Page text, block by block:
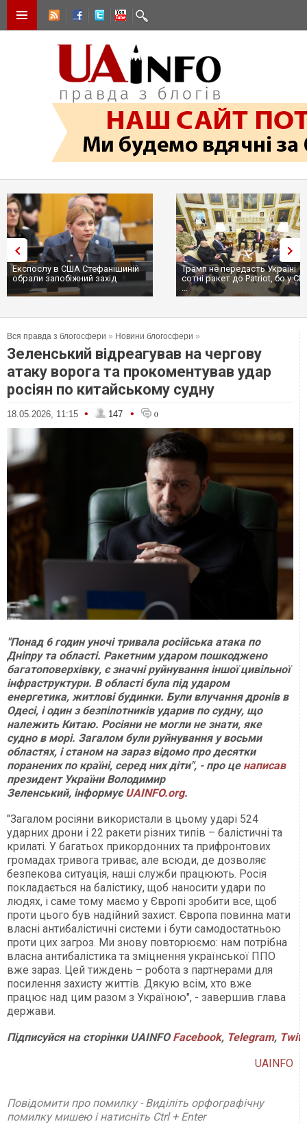
Експослу в США Стефанішиній
обрали запобіжний захід
Трамп не передасть Україні
сотні ракет до Patriot, бо у
...
Вся правда з блогосфери » Новини блогосфери »
Зеленський відреагував на чергову
атаку ворога та прокоментував удар
росіян по китайському судну
18.05.2026, 11:15 • 147 • 0
"Понад 6 годин уночі тривала російська атака по
Дніпру та області. Ракетним ударом пошкоджено
багатоповерхівку, є значні руйнування іншої цивільної
інфраструктури. В області була під ударом
енергетика, житлові будинки. Були влучання дронів в
Одесі, і один з безпілотників ударив по судну, що
належить Китаю. Росіяни не могли не знати, яке
судно в морі. Загалом були руйнування у восьми
областях, і станом на зараз відомо про десятки
поранених по країні, серед них діти", - про це написав
президент України Володимир
Зеленський, інформуєUAINFO.org.
"Загалом росіяни використали в цьому ударі 524
ударних дрони і 22 ракети різних типів – балістичні та
крилаті. У багатьох прикордонних та прифронтових
громадах тривога триває, але всюди, де дозволяє
безпекова ситуація, наші служби працюють. Росія
покладається на балістику, щоб наносити удари по
людях, і саме тому маємо у Європі зробити все, щоб
проти цього був надійний захист. Європа повинна мати
власні антибалістичні системи і бути самодостатньою
проти цих загроз. Ми знову повторюємо: нам потрібна
власна антибалістика та зміцнення української ППО
вже зараз. Цей тиждень – робота з партнерами для
посилення захисту життів. Дякую всім, хто вже
працює над цим разом з Україною", - завершив глава
держави.
ПідписуйсянасторінкиUAINFO Facebook, Telegram,
UAINFO
Повідомити про помилку - Виділіть орфографічну
помилку мишею і натисніть Ctrl + Enter